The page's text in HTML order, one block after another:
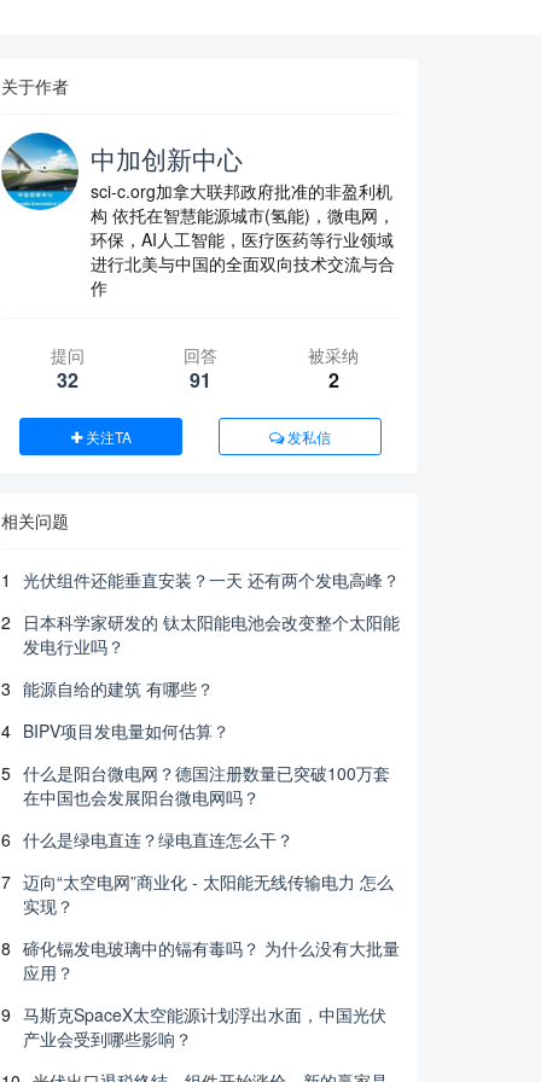
关于作者
中加创新中心
sci-c.org加拿大联邦政府批准的非盈利机
构 依托在智慧能源城市(氢能)，微电网，
环保，AI人工智能，医疗医药等行业领域
进行北美与中国的全面双向技术交流与合
作
提问
32
回答
91
被采纳
2
关注TA 发私信
相关问题
1
光伏组件还能垂直安装？一天 还有两个发电高峰？
2
日本科学家研发的 钛太阳能电池会改变整个太阳能
发电行业吗？
3 能源自给的建筑 有哪些？
4 BIPV项目发电量如何估算？
5 什么是阳台微电网？德国注册数量已突破100万套
在中国也会发展阳台微电网吗？
6 什么是绿电直连？绿电直连怎么干？
7 迈向“太空电网”商业化 - 太阳能无线传输电力 怎么
实现？
8 碲化镉发电玻璃中的镉有毒吗？ 为什么没有大批量
应用？
9 马斯克SpaceX太空能源计划浮出水面，中国光伏
产业会受到哪些影响？